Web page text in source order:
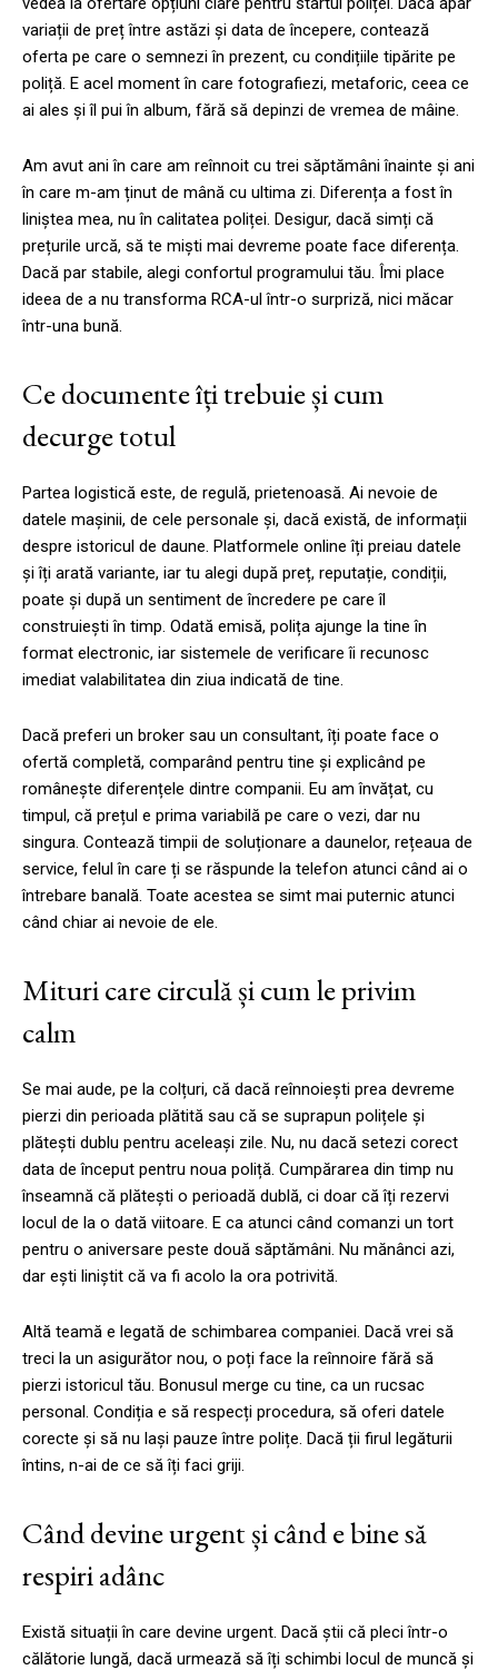
variații de preț între astăzi și data de începere, contează
oferta pe care o semnezi în prezent, cu condițiile tipărite pe
poliță. E acel moment în care fotografiezi, metaforic, ceea ce
ai ales și îl pui în album, fără să depinzi de vremea de mâine.
Am avut ani în care am reînnoit cu trei săptămâni înainte și ani
în care m-am ținut de mână cu ultima zi. Diferența a fost în
liniștea mea, nu în calitatea poliței. Desigur, dacă simți că
prețurile urcă, să te miști mai devreme poate face diferența.
Dacă par stabile, alegi confortul programului tău. Îmi place
ideea de a nu transforma RCA-ul într-o surpriză, nici măcar
într-una bună.
Ce documente îți trebuie și cum
decurge totul
Partea logistică este, de regulă, prietenoasă. Ai nevoie de
datele mașinii, de cele personale și, dacă există, de informații
despre istoricul de daune. Platformele online îți preiau datele
și îți arată variante, iar tu alegi după preț, reputație, condiții,
poate și după un sentiment de încredere pe care îl
construiești în timp. Odată emisă, polița ajunge la tine în
format electronic, iar sistemele de verificare îi recunosc
imediat valabilitatea din ziua indicată de tine.
Dacă preferi un broker sau un consultant, îți poate face o
ofertă completă, comparând pentru tine și explicând pe
românește diferențele dintre companii. Eu am învățat, cu
timpul, că prețul e prima variabilă pe care o vezi, dar nu
singura. Contează timpii de soluționare a daunelor, rețeaua de
service, felul în care ți se răspunde la telefon atunci când ai o
întrebare banală. Toate acestea se simt mai puternic atunci
când chiar ai nevoie de ele.
Mituri care circulă și cum le privim
calm
Se mai aude, pe la colțuri, că dacă reînnoiești prea devreme
pierzi din perioada plătită sau că se suprapun polițele și
plătești dublu pentru aceleași zile. Nu, nu dacă setezi corect
data de început pentru noua poliță. Cumpărarea din timp nu
înseamnă că plătești o perioadă dublă, ci doar că îți rezervi
locul de la o dată viitoare. E ca atunci când comanzi un tort
pentru o aniversare peste două săptămâni. Nu mănânci azi,
dar ești liniștit că va fi acolo la ora potrivită.
Altă teamă e legată de schimbarea companiei. Dacă vrei să
treci la un asigurător nou, o poți face la reînnoire fără să
pierzi istoricul tău. Bonusul merge cu tine, ca un rucsac
personal. Condiția e să respecți procedura, să oferi datele
corecte și să nu lași pauze între polițe. Dacă ții firul legăturii
întins, n-ai de ce să îți faci griji.
Când devine urgent și când e bine să
respiri adânc
Există situații în care devine urgent. Dacă știi că pleci într-o
călătorie lungă, dacă urmează să îți schimbi locul de muncă și